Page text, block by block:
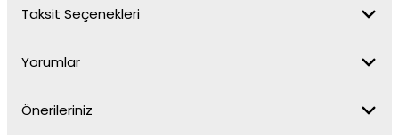
Taksit Seçenekleri
Yorumlar
Önerileriniz